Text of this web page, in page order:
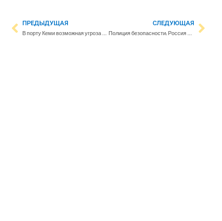
ПРЕДЫДУЩАЯ
В порту Кеми возможная угроза безопасности: Supo следит за деятельностью китайской судоходной компании Cosco
СЛЕДУЮЩАЯ
Полиция безопасности: Россия может использовать финских заложников для шантажа